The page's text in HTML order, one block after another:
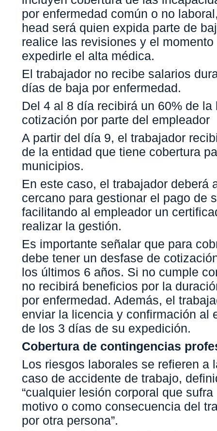
por enfermedad común o no
head será quien expida parte de
realice las revisiones y el
expedirle el alta médica.
El trabajador no recibe salarios
días de baja por enfermedad.
Del 4 al 8 día recibirá un 60% de la
cotización por parte del empleador
A partir del día 9, el trabajador
de la entidad que tiene cobertura
municipios.
En este caso, el trabajador deberá
cercano para gestionar el pago de
facilitando al empleador un
realizar la gestión.
Es importante señalar que para
debe tener un desfase de
los últimos 6 años. Si no cumple
no recibirá beneficios por la
por enfermedad. Además, el
enviar la licencia y confirmación al
de los 3 días de su expedición.
Cobertura de contingencias
Los riesgos laborales se refieren a
caso de accidente de trabajo,
“cualquier lesión corporal que
motivo o como consecuencia del
por otra persona”.